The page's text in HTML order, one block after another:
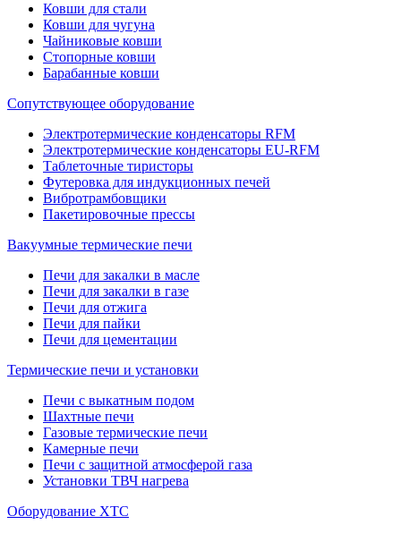
Ковши для стали
Ковши для чугуна
Чайниковые ковши
Стопорные ковши
Барабанные ковши
Сопутствующее оборудование
Электротермические конденсаторы RFM
Электротермические конденсаторы EU-RFM
Таблеточные тиристоры
Футеровка для индукционных печей
Вибротрамбовщики
Пакетировочные прессы
Вакуумные термические печи
Печи для закалки в масле
Печи для закалки в газе
Печи для отжига
Печи для пайки
Печи для цементации
Термические печи и установки
Печи с выкатным подом
Шахтные печи
Газовые термические печи
Камерные печи
Печи с защитной атмосферой газа
Установки ТВЧ нагрева
Оборудование ХТС